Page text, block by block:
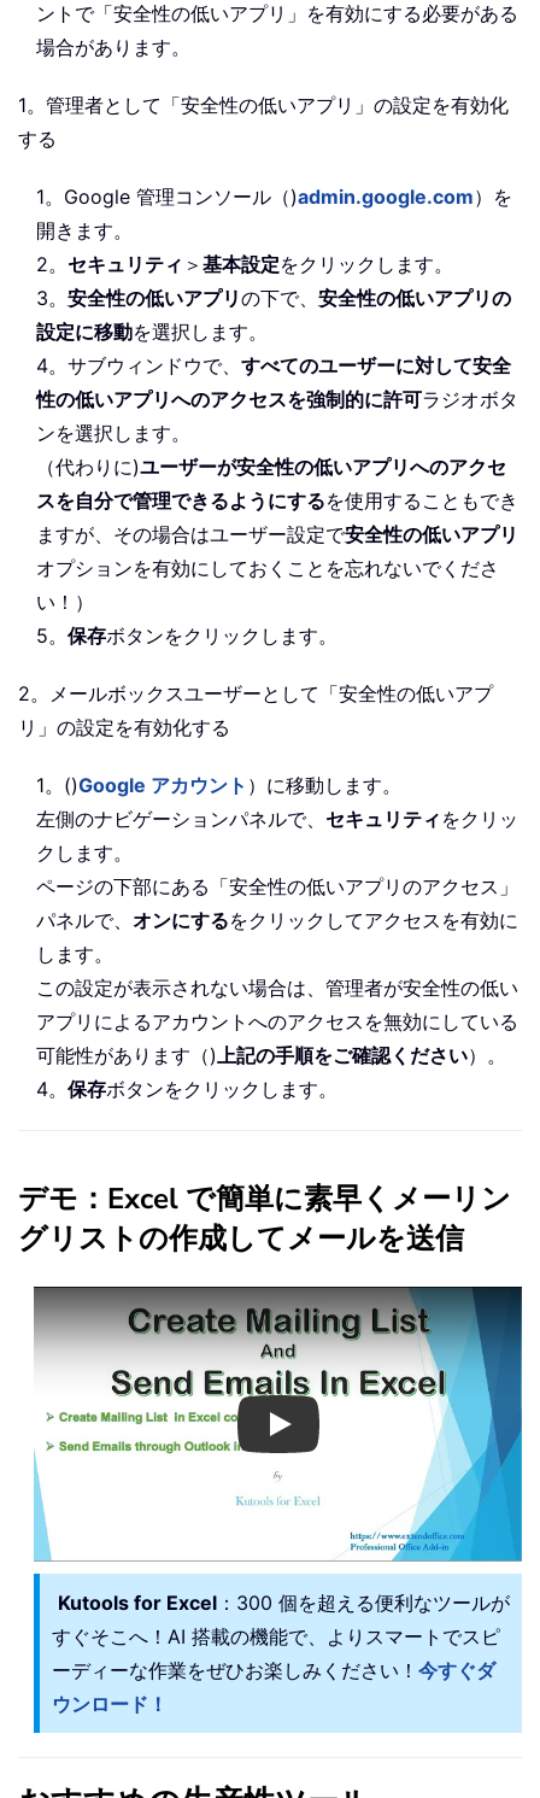
ントで「安全性の低いアプリ」を有効にする必要がある
場合があります。
1。管理者として「安全性の低いアプリ」の設定を有効化
する
1。Google 管理コンソール（)admin.google.com）を
開きます。
2。 セキュリティ ＞ 基本設定をクリックします。
3。 安全性の低いアプリの下で、 安全性の低いアプリの
設定に移動を選択します。
4。サブウィンドウで、 すべてのユーザーに対して安全
性の低いアプリへのアクセスを強制的に許可ラジオボタ
ンを選択します。
（代わりに)ユーザーが安全性の低いアプリへのアクセ
スを自分で管理できるようにするを使用することもでき
ますが、その場合はユーザー設定で安全性の低いアプリ
オプションを有効にしておくことを忘れないでくださ
い！）
5。 保存ボタンをクリックします。
2。メールボックスユーザーとして「安全性の低いアプ
リ」の設定を有効化する
1。()Google アカウント ）に移動します。
左側のナビゲーションパネルで、 セキュリティ をクリッ
クします。
ページの下部にある「安全性の低いアプリのアクセス」
パネルで、 オンにするをクリックしてアクセスを有効に
します。
この設定が表示されない場合は、管理者が安全性の低い
アプリによるアカウントへのアクセスを無効にしている
可能性があります（)上記の手順をご確認ください）。
4。 保存ボタンをクリックします。
デモ：Excel で簡単に素早くメーリン
グリストの作成してメールを送信
Play
Kutools for Excel ：300 個を超える便利なツールが
すぐそこへ！AI 搭載の機能で、よりスマートでスピ
ーディーな作業をぜひお楽しみください！ 今すぐダ
ウンロード！